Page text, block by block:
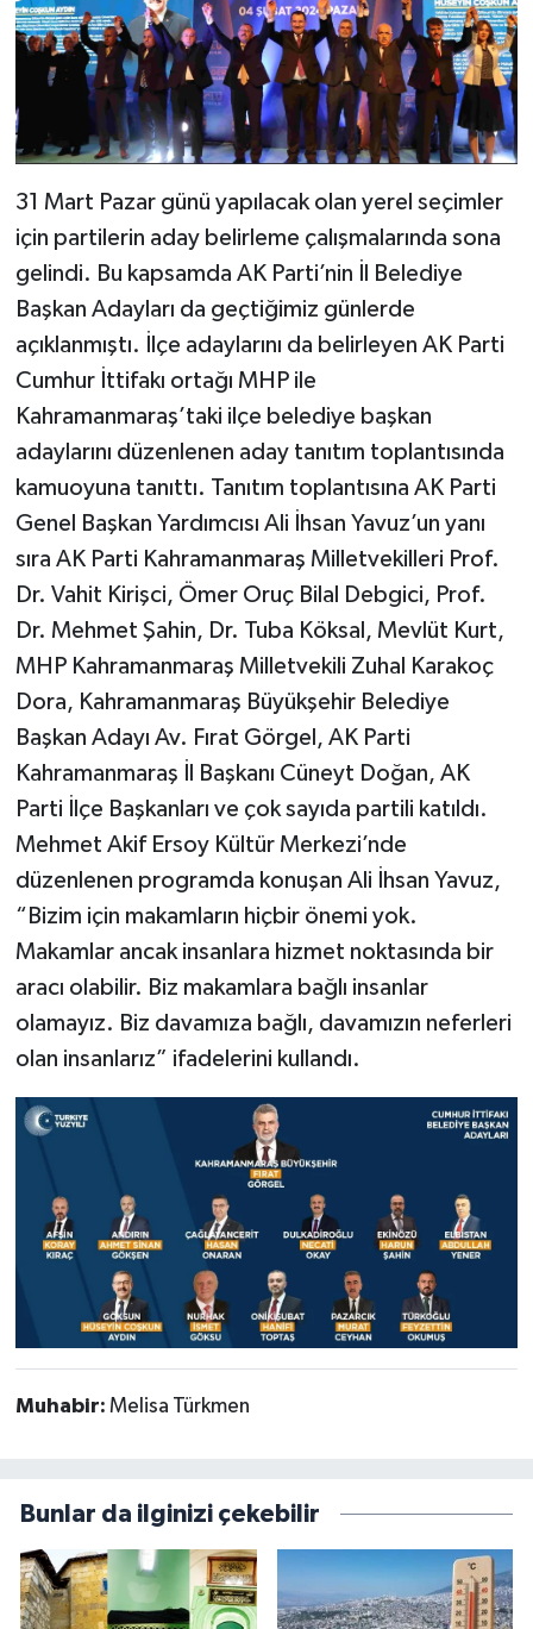
31 Mart Pazar günü yapılacak olan yerel seçimler
için partilerin aday belirleme çalışmalarında sona
gelindi. Bu kapsamda AK Parti’nin İl Belediye
Başkan Adayları da geçtiğimiz günlerde
açıklanmıştı. İlçe adaylarını da belirleyen AK Parti
Cumhur İttifakı ortağı MHP ile
Kahramanmaraş’taki ilçe belediye başkan
adaylarını düzenlenen aday tanıtım toplantısında
kamuoyuna tanıttı. Tanıtım toplantısına AK Parti
Genel Başkan Yardımcısı Ali İhsan Yavuz’un yanı
sıra AK Parti Kahramanmaraş Milletvekilleri Prof.
Dr. Vahit Kirişci, Ömer Oruç Bilal Debgici, Prof.
Dr. Mehmet Şahin, Dr. Tuba Köksal, Mevlüt Kurt,
MHP Kahramanmaraş Milletvekili Zuhal Karakoç
Dora, Kahramanmaraş Büyükşehir Belediye
Başkan Adayı Av. Fırat Görgel, AK Parti
Kahramanmaraş İl Başkanı Cüneyt Doğan, AK
Parti İlçe Başkanları ve çok sayıda partili katıldı.
Mehmet Akif Ersoy Kültür Merkezi’nde
düzenlenen programda konuşan Ali İhsan Yavuz,
“Bizim için makamların hiçbir önemi yok.
Makamlar ancak insanlara hizmet noktasında bir
aracı olabilir. Biz makamlara bağlı insanlar
olamayız. Biz davamıza bağlı, davamızın neferleri
olan insanlarız” ifadelerini kullandı.
Muhabir: Melisa Türkmen
Bunlar da ilginizi çekebilir